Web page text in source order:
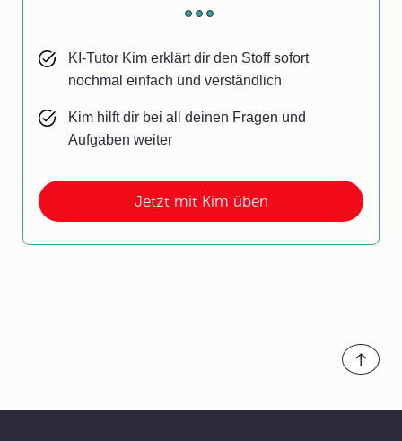
Jetzt mit Kim üben
KI-Tutor Kim erklärt dir den Stoff sofort
nochmal einfach und verständlich
Kim hilft dir bei all deinen Fragen und
Aufgaben weiter